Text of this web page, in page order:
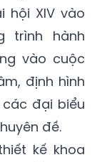
hội XIV vào
trình hành
vào cuộc
định hình
đại biểu
đề.
kế khoa